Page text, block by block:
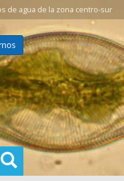
de agua de la zona centro-sur
Buscar